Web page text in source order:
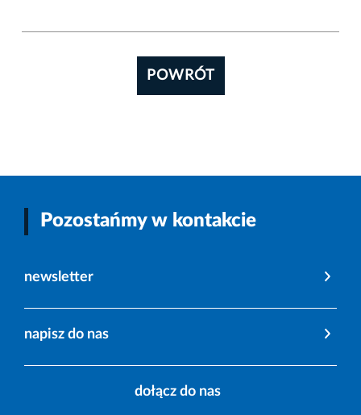
POWRÓT
Pozostańmy w kontakcie
newsletter
napisz do nas
dołącz do nas